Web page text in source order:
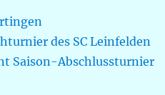
des SC Leinfelden
Saison-Abschlussturnier